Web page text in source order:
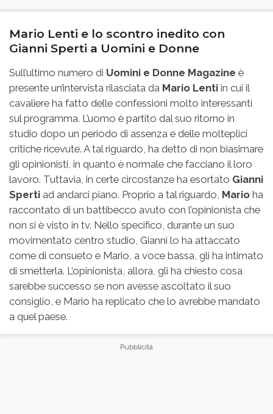
Mario Lenti e lo scontro inedito con
Gianni Sperti a Uomini e Donne
Sull’ultimo numero di Uomini e Donne Magazine è
presente un’intervista rilasciata da Mario Lenti in cui il
cavaliere ha fatto delle confessioni molto interessanti
sul programma. L’uomo è partito dal suo ritorno in
studio dopo un periodo di assenza e delle molteplici
critiche ricevute. A tal riguardo, ha detto di non biasimare
gli opinionisti, in quanto è normale che facciano il loro
lavoro. Tuttavia, in certe circostanze ha esortato Gianni
Sperti ad andarci piano. Proprio a tal riguardo, Mario ha
raccontato di un battibecco avuto con l’opinionista che
non si è visto in tv. Nello specifico, durante un suo
movimentato centro studio, Gianni lo ha attaccato
come di consueto e Mario, a voce bassa, gli ha intimato
di smetterla. L’opinionista, allora, gli ha chiesto cosa
sarebbe successo se non avesse ascoltato il suo
consiglio, e Mario ha replicato che lo avrebbe mandato
a quel paese.